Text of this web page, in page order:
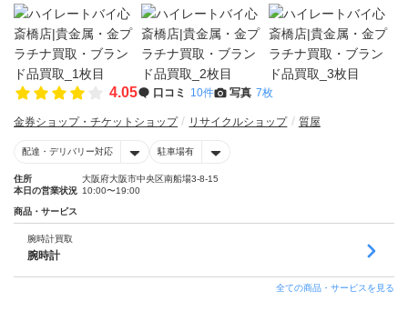
4.05 口コミ 10件 写真 7枚
金券ショップ・チケットショップ リサイクルショップ 質屋
配達・デリバリー対応 駐車場有
住所
大阪府大阪市中央区南船場3-8-15
本日の営業状況 10:00〜19:00
商品・サービス
腕時計買取
腕時計
全ての商品・サービスを見る